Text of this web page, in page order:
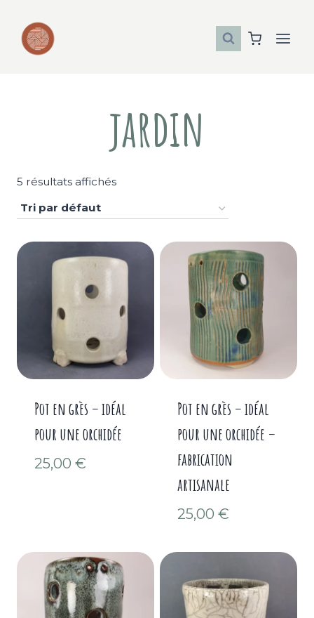
contenu
jardin
5 résultats affichés
Pot en grès – idéal
pour une orchidée
25,00 €
Pot en grès – idéal
pour une orchidée –
fabrication
artisanale
25,00 €